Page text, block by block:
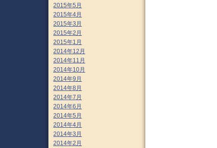
2015年5月
2015年4月
2015年3月
2015年2月
2015年1月
2014年12月
2014年11月
2014年10月
2014年9月
2014年8月
2014年7月
2014年6月
2014年5月
2014年4月
2014年3月
2014年2月